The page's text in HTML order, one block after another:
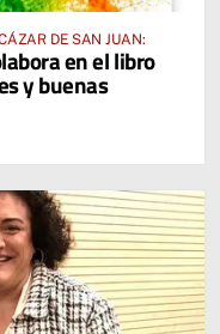
DE SAN JUAN:
en el libro
y buenas